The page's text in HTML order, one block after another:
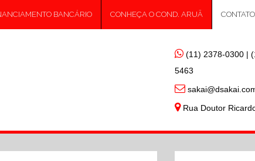
BANCÁRIO CONHEÇA O COND. ARUÃ CONTATO
(11) 2378-0300 |
5463
Rua Doutor